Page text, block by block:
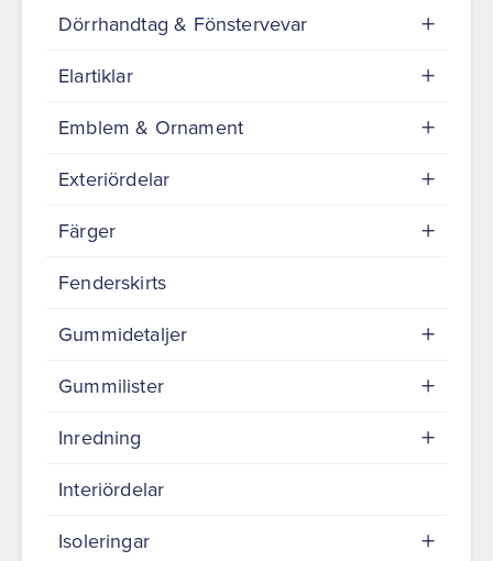
Dörrhandtag & Fönstervevar
Elartiklar
Emblem & Ornament
Exteriördelar
Färger
Fenderskirts
Gummidetaljer
Gummilister
Inredning
Interiördelar
Isoleringar